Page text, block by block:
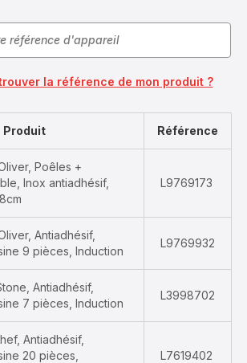
la référence de mon produit ?
Produit Référence
Poêles +
Inox antiadhésif,
L9769173
Antiadhésif,
9 pièces, Induction
L9769932
Antiadhésif,
7 pièces, Induction
L3998702
Antiadhésif,
20 pièces,
L7619402